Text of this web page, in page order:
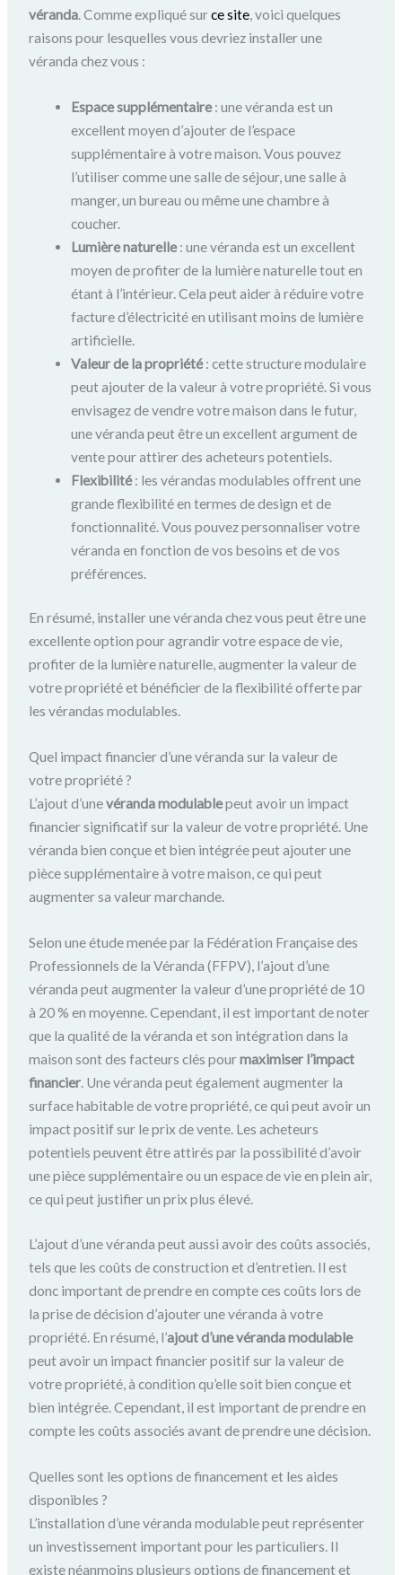
véranda. Comme expliqué surce site, voici quelques
raisons pour lesquelles vous devriez installer une
véranda chez vous :
Espace supplémentaire: une véranda est un
excellent moyen d’ajouter de l’espace
supplémentaire à votre maison. Vous pouvez
l’utiliser comme une salle de séjour, une salle à
manger, un bureau ou même une chambre à
coucher.
Lumière naturelle: une véranda est un excellent
moyen de profiter de la lumière naturelle tout en
étant à l’intérieur. Cela peut aider à réduire votre
facture d’électricité en utilisant moins de lumière
artificielle.
Valeur de la propriété: cette structure modulaire
peut ajouter de la valeur à votre propriété. Si vous
envisagez de vendre votre maison dans le futur,
une véranda peut être un excellent argument de
vente pour attirer des acheteurs potentiels.
Flexibilité: les vérandas modulables offrent une
grande flexibilité en termes de design et de
fonctionnalité. Vous pouvez personnaliser votre
véranda en fonction de vos besoins et de vos
préférences.
En résumé, installer une véranda chez vous peut être une
excellente option pour agrandir votre espace de vie,
profiter de la lumière naturelle, augmenter la valeur de
votre propriété et bénéficier de la flexibilité offerte par
les vérandas modulables.
Quel impact financier d’une véranda sur la valeur de
votre propriété ?
L’ajout d’unevéranda modulablepeut avoir un impact
financier significatif sur la valeur de votre propriété. Une
véranda bien conçue et bien intégrée peut ajouter une
pièce supplémentaire à votre maison, ce qui peut
augmenter sa valeur marchande.
Selon une étude menée par la Fédération Française des
Professionnels de la Véranda (FFPV), l’ajout d’une
véranda peut augmenter la valeur d’une propriété de 10
à 20 % en moyenne. Cependant, il est important de noter
que la qualité de la véranda et son intégration dans la
maison sont des facteurs clés pourmaximiser l’impact
financier. Une véranda peut également augmenter la
surface habitable de votre propriété, ce qui peut avoir un
impact positif sur le prix de vente. Les acheteurs
potentiels peuvent être attirés par la possibilité d’avoir
une pièce supplémentaire ou un espace de vie en plein air,
ce qui peut justifier un prix plus élevé.
L’ajout d’une véranda peut aussi avoir des coûts associés,
tels que les coûts de construction et d’entretien. Il est
donc important de prendre en compte ces coûts lors de
la prise de décision d’ajouter une véranda à votre
propriété. En résumé, l’ajout d’une véranda modulable
peut avoir un impact financier positif sur la valeur de
votre propriété, à condition qu’elle soit bien conçue et
bien intégrée. Cependant, il est important de prendre en
compte les coûts associés avant de prendre une décision.
Quelles sont les options de financement et les aides
disponibles ?
L’installation d’une véranda modulable peut représenter
un investissement important pour les particuliers. Il
existe néanmoins plusieurs options de financement et